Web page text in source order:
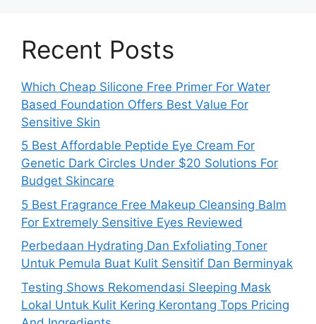
Recent Posts
Which Cheap Silicone Free Primer For Water
Based Foundation Offers Best Value For
Sensitive Skin
5 Best Affordable Peptide Eye Cream For
Genetic Dark Circles Under $20 Solutions For
Budget Skincare
5 Best Fragrance Free Makeup Cleansing Balm
For Extremely Sensitive Eyes Reviewed
Perbedaan Hydrating Dan Exfoliating Toner
Untuk Pemula Buat Kulit Sensitif Dan Berminyak
Testing Shows Rekomendasi Sleeping Mask
Lokal Untuk Kulit Kering Kerontang Tops Pricing